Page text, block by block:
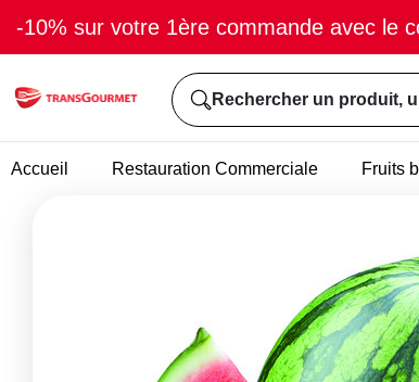
-10% sur votre 1ère commande avec le
Rechercher un produit,
Accueil Restauration Commerciale Fruits